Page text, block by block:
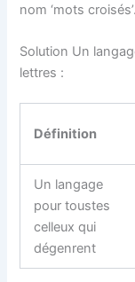
nom ‘mots croisés’.
Solution Un
lettres :
Définition
Un langage
pour toustes
celleux qui
dégenrent